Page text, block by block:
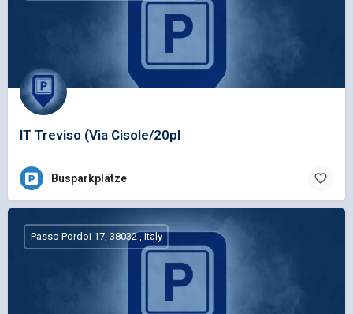
IT Treviso (Via Cisole/20pl
Busparkplätze
Passo Pordoi 17, 38032 , Italy